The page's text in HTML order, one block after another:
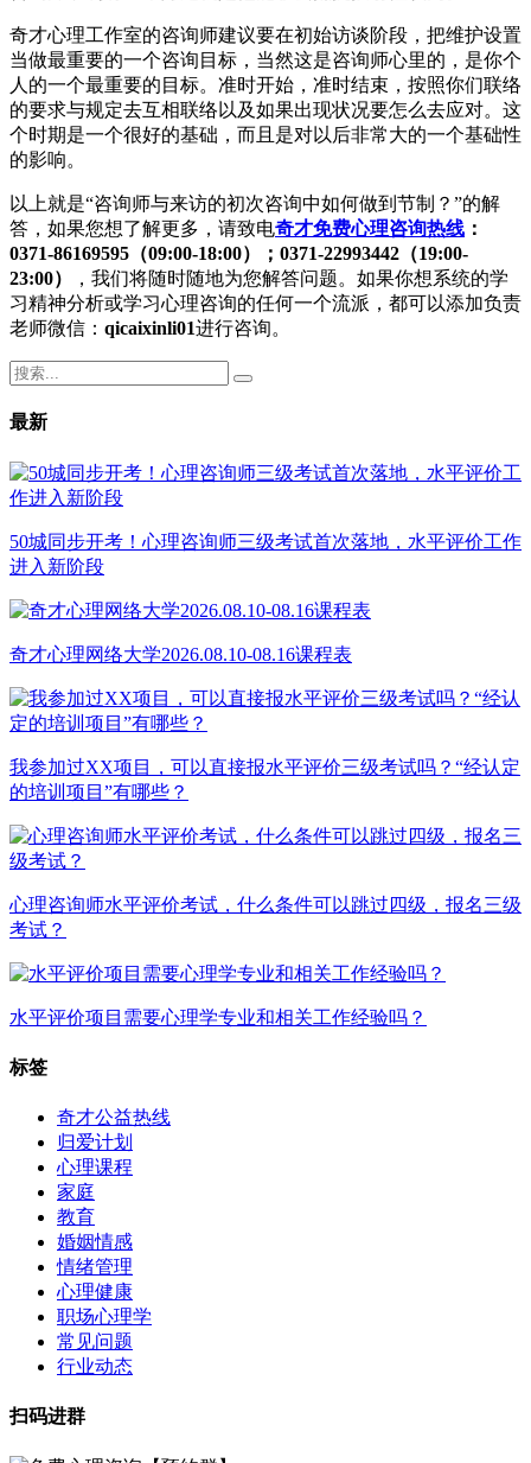
奇才心理工作室的咨询师建议要在初始访谈阶段，把维护设置
当做最重要的一个咨询目标，当然这是咨询师心里的，是你个
人的一个最重要的目标。准时开始，准时结束，按照你们联络
的要求与规定去互相联络以及如果出现状况要怎么去应对。这
个时期是一个很好的基础，而且是对以后非常大的一个基础性
的影响。
以上就是“咨询师与来访的初次咨询中如何做到节制？”的解
答，如果您想了解更多，请致电奇才免费心理咨询热线 ：
0371-86169595（09:00-18:00）；0371-22993442（19:00-
23:00）
，我们将随时随地为您解答问题。如果你想系统的学
习精神分析或学习心理咨询的任何一个流派，都可以添加负责
老师微信： qicaixinli01进行咨询。
最新
50城同步开考！心理咨询师三级考试首次落地，水平评价工作
进入新阶段
奇才心理网络大学2026.08.10-08.16课程表
我参加过XX项目，可以直接报水平评价三级考试吗？“经认定
的培训项目”有哪些？
心理咨询师水平评价考试，什么条件可以跳过四级，报名三级
考试？
水平评价项目需要心理学专业和相关工作经验吗？
标签
奇才公益热线
归爱计划
心理课程
家庭
教育
婚姻情感
情绪管理
心理健康
职场心理学
常见问题
行业动态
扫码进群